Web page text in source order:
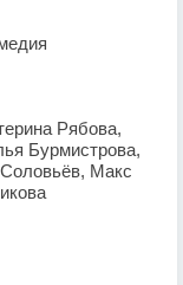
Рябова,
Бурмистрова,
Макс